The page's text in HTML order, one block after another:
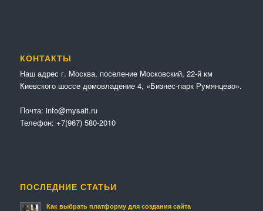
КОНТАКТЫ
Наш адрес г. Москва, поселение Московский, 22-й км
Киевского шоссе домовладение 4, «Бизнес-парк Румянцево».
Почта: info@mysait.ru
Телефон: +7(967) 580-2010
ПОСЛЕДНИЕ СТАТЬИ
Как выбрать платформу для создания сайта